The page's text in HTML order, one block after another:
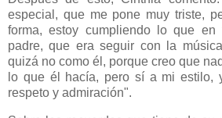
especial, que me pone muy triste,
forma, estoy cumpliendo lo que
padre, que era seguir con la
quizá no como él, porque creo que
lo que él hacía, pero sí a mi estilo,
respeto y admiración".